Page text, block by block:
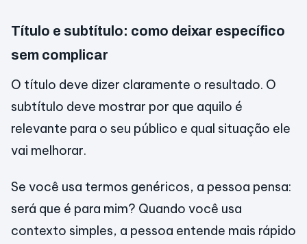
Título e subtítulo: como deixar específico
sem complicar
O título deve dizer claramente o resultado. O
subtítulo deve mostrar por que aquilo é
relevante para o seu público e qual situação ele
vai melhorar.
Se você usa termos genéricos, a pessoa pensa:
será que é para mim? Quando você usa
contexto simples, a pessoa entende mais rápido